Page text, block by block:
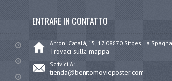
ENTRARE IN CONTATTO
Antoni Catalá, 15, 17 08870 Sitges, La Spagna
Trovaci sulla mappa
Scrivici A:
tienda@benitomovieposter.com